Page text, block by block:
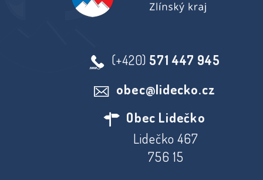
(+420) 571 447 945
obec@lidecko.cz
Obec Lidečko
Lidečko 467
756 15